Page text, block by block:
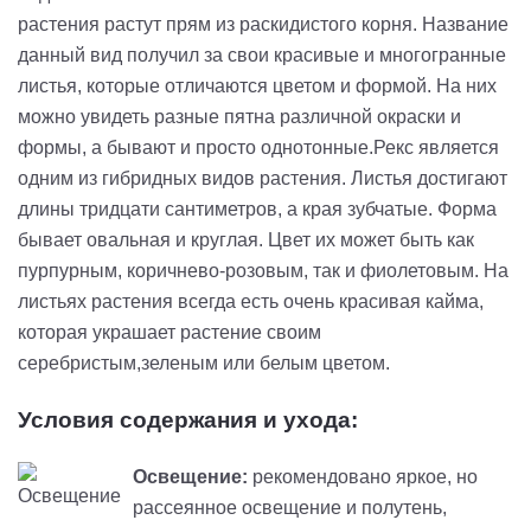
растения растут прям из раскидистого корня. Название
данный вид получил за свои красивые и многогранные
листья, которые отличаются цветом и формой. На них
можно увидеть разные пятна различной окраски и
формы, а бывают и просто однотонные.Рекс является
одним из гибридных видов растения. Листья достигают
длины тридцати сантиметров, а края зубчатые. Форма
бывает овальная и круглая. Цвет их может быть как
пурпурным, коричнево-розовым, так и фиолетовым. На
листьях растения всегда есть очень красивая кайма,
которая украшает растение своим
серебристым,зеленым или белым цветом.
Условия содержания и ухода:
Освещение: рекомендовано яркое, но
рассеянное освещение и полутень,